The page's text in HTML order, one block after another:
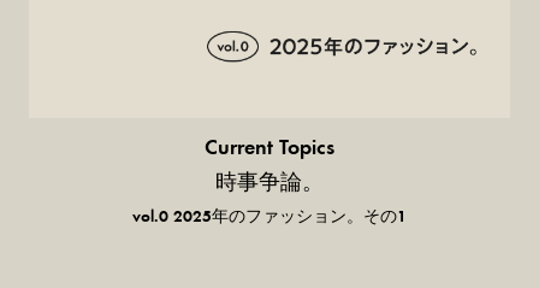
Current Topics
時事争論。
vol.0 2025年のファッション。その1